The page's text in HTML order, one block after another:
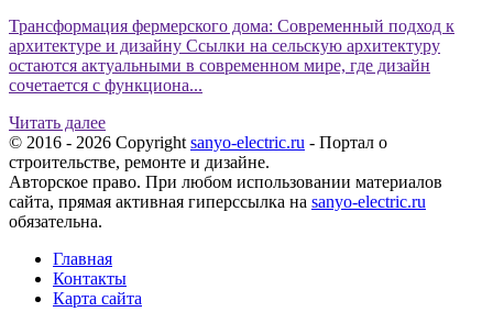
Трансформация фермерского дома: Современный подход к
архитектуре и дизайну Ссылки на сельскую архитектуру
остаются актуальными в современном мире, где дизайн
сочетается с функциона...
Читать далее
© 2016 - 2026 Copyrightsanyo-electric.ru - Портал о
строительстве, ремонте и дизайне.
Авторское право. При любом использовании материалов
сайта, прямая активная гиперссылка на sanyo-electric.ru
обязательна.
Главная
Контакты
Карта сайта